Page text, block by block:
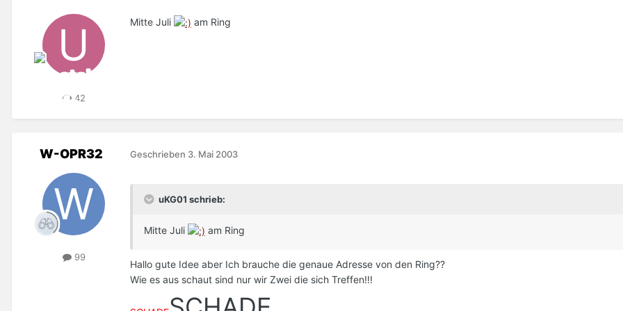
42
Mitte Juli am Ring
W-OPR32
99
Geschrieben 3. Mai 2003
uKG01 schrieb:
Mitte Juli am Ring
Hallo gute Idee aber Ich brauche die genaue Adresse von den Ring??
Wie es aus schaut sind nur wir Zwei die sich Treffen!!!